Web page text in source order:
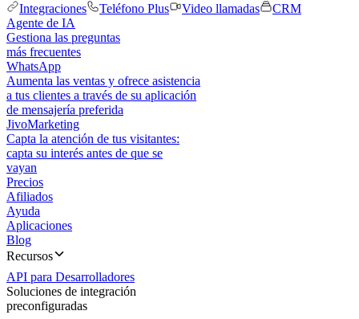
Integraciones
Teléfono Plus Video llamadas
CRM
Agente de IA
Gestiona las preguntas
más frecuentes
WhatsApp
Aumenta las ventas y ofrece asistencia
a tus clientes a través de su aplicación
de mensajería preferida
JivoMarketing
Capta la atención de tus visitantes:
capta su interés antes de que se
vayan
Precios
Afiliados
Ayuda
Aplicaciones
Blog
Recursos
API para Desarrolladores
Soluciones de integración
preconfiguradas